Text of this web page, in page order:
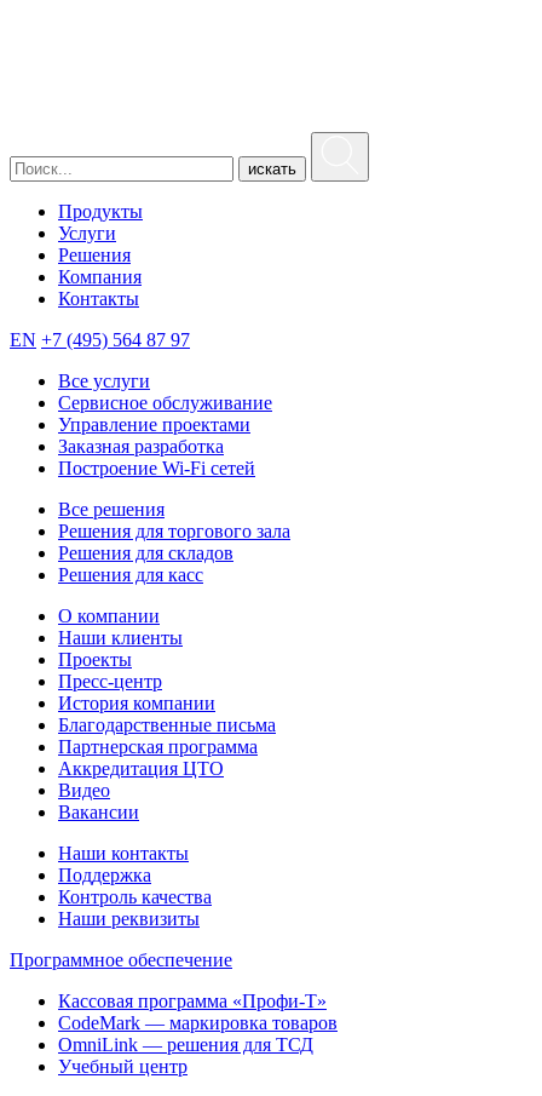
искать
Продукты
Услуги
Решения
Компания
Контакты
EN +7 (495) 564 87 97
Все услуги
Сервисное обслуживание
Управление проектами
Заказная разработка
Построение Wi-Fi сетей
Все решения
Решения для торгового зала
Решения для складов
Решения для касс
О компании
Наши клиенты
Проекты
Пресс-центр
История компании
Благодарственные письма
Партнерская программа
Аккредитация ЦТО
Видео
Вакансии
Наши контакты
Поддержка
Контроль качества
Наши реквизиты
Программное обеспечение
Кассовая программа «Профи-Т»
CodeMark — маркировка товаров
OmniLink — решения для ТСД
Учебный центр